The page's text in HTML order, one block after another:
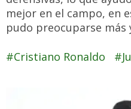
mejor en el campo, en
pudo preocuparse más
Cristiano Ronaldo